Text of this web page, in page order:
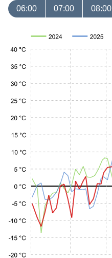
06:00 07:00 08:00